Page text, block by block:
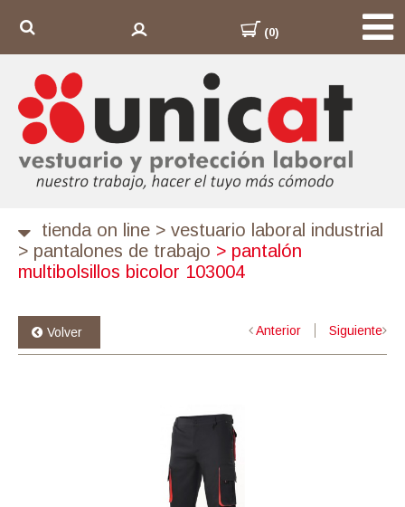
(0)
tienda on line > vestuario laboral industrial
> pantalones de trabajo > pantalón
multibolsillos bicolor 103004
Volver Anterior Siguiente